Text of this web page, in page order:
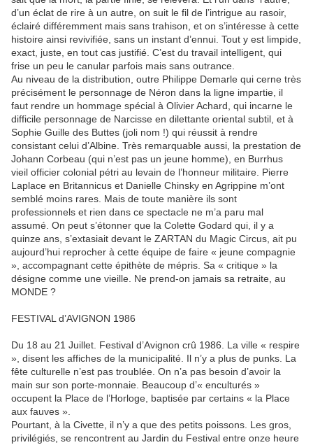
d’un éclat de rire à un autre, on suit le fil de l’intrigue au rasoir,
éclairé différemment mais sans trahison, et on s’intéresse à cette
histoire ainsi revivifiée, sans un instant d’ennui. Tout y est limpide,
exact, juste, en tout cas justifié. C’est du travail intelligent, qui
frise un peu le canular parfois mais sans outrance.
Au niveau de la distribution, outre Philippe Demarle qui cerne très
précisément le personnage de Néron dans la ligne impartie, il
faut rendre un hommage spécial à Olivier Achard, qui incarne le
difficile personnage de Narcisse en dilettante oriental subtil, et à
Sophie Guille des Buttes (joli nom !) qui réussit à rendre
consistant celui d’Albine. Très remarquable aussi, la prestation de
Johann Corbeau (qui n’est pas un jeune homme), en Burrhus
vieil officier colonial pétri au levain de l’honneur militaire. Pierre
Laplace en Britannicus et Danielle Chinsky en Agrippine m’ont
semblé moins rares. Mais de toute manière ils sont
professionnels et rien dans ce spectacle ne m’a paru mal
assumé. On peut s’étonner que la Colette Godard qui, il y a
quinze ans, s’extasiait devant le ZARTAN du Magic Circus, ait pu
aujourd’hui reprocher à cette équipe de faire « jeune compagnie
», accompagnant cette épithète de mépris. Sa « critique » la
désigne comme une vieille. Ne prend-on jamais sa retraite, au
MONDE ?
FESTIVAL d’AVIGNON 1986
Du 18 au 21 Juillet. Festival d’Avignon crû 1986. La ville « respire
», disent les affiches de la municipalité. Il n’y a plus de punks. La
fête culturelle n’est pas troublée. On n’a pas besoin d’avoir la
main sur son porte-monnaie. Beaucoup d’« enculturés »
occupent la Place de l’Horloge, baptisée par certains « la Place
aux fauves ».
Pourtant, à la Civette, il n’y a que des petits poissons. Les gros,
privilégiés, se rencontrent au Jardin du Festival entre onze heure